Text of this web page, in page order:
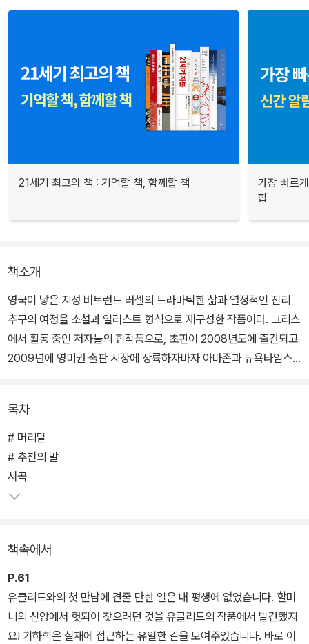
21세기 최고의 책 : 기억할 책, 함께할 책
가장 빠르
합
책소개
영국이 낳은 지성 버트런드 러셀의 드라마틱한 삶과 열정적인 진리
추구의 여정을 소설과 일러스트 형식으로 재구성한 작품이다. 그리스
에서 활동 중인 저자들의 합작품으로, 초판이 2008년도에 출간되고
2009년에 영미권 출판 시장에 상륙하자마자 아마존과 뉴욕타임스
러셀의 삶에 있었던 굵직굵직한 사건들을 회상하는 기법으로 이야기
는 시작하며, 러셀의 내레이션을 골자로 개인사뿐 아니라 당대 상황
에 속했던 실존 인물들의 이야기가 실감 나게 재현된다. 그리고 저자
들이 이 책을 창작하는 과정에서 부딪힌 고민의 순간들을 재미있는
에피소드로 군데군데 삽입함으로써, 이야기 흐름에서 독자들이 미처
<로지코믹스>는 한편으로는 심오한 추상적 개념들과 씨름하는 극단
적 천재들을 다루면서 서양사상의 핵심으로 안내하는 고급 강의이면
서, 또 한편으로는 러셀의 사상에 영향을 주었거나 러셀과 함께 열정
적으로 토론했던 실제 인물에 대한 익살스러운 묘사들로 가득 찬 흥
미진진한 모험담이기도 하다.
목차
# 머리말
# 추천의 말
서곡
책속에서
P.61
유클리드와의 첫 만남에 견줄 만한 일은 내 평생에 없었습니다. 할머
니의 신앙에서 헛되이 찾으려던 것을 유클리드의 작품에서 발견했지
요! 기하학은 실재에 접근하는 유일한 길을 보여주었습니다. 바로 이